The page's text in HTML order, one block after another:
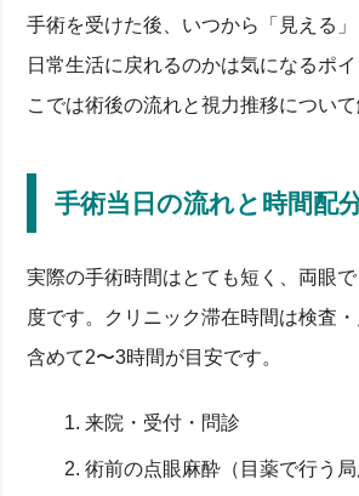
手術を受けた後、いつから「見える」
日常生活に戻れるのかは気になるポ
こでは術後の流れと視力推移について
手術当日の流れと時間配
実際の手術時間はとても短く、両眼
度です。クリニック滞在時間は検査
含めて2〜3時間が目安です。
来院・受付・問診
術前の点眼麻酔（目薬で行う局